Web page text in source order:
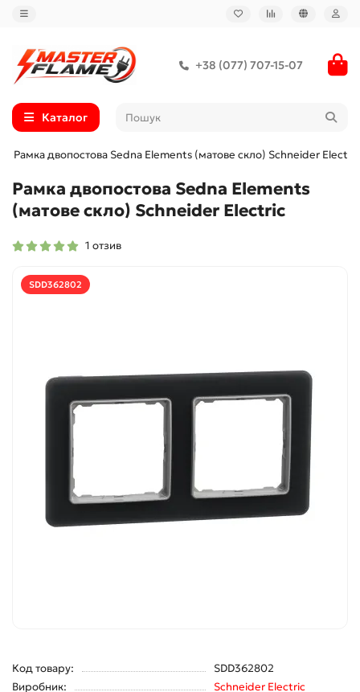
+38 (077) 707-15-07
Каталог
Рамка двопостова Sedna Elements (матове скло) Schneider Electric
Рамка двопостова Sedna Elements
(матове скло) Schneider Electric
1 отзив
SDD362802
Код товару:
SDD362802
Виробник:
Schneider Electric